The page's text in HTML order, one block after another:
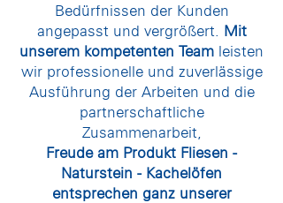
Bedürfnissen der Kunden
angepasst und vergrößert. Mit
unserem kompetenten Team leisten
wir professionelle und zuverlässige
Ausführung der Arbeiten und die
partnerschaftliche
Zusammenarbeit,
Freude am Produkt Fliesen -
Naturstein - Kachelöfen
entsprechen ganz unserer